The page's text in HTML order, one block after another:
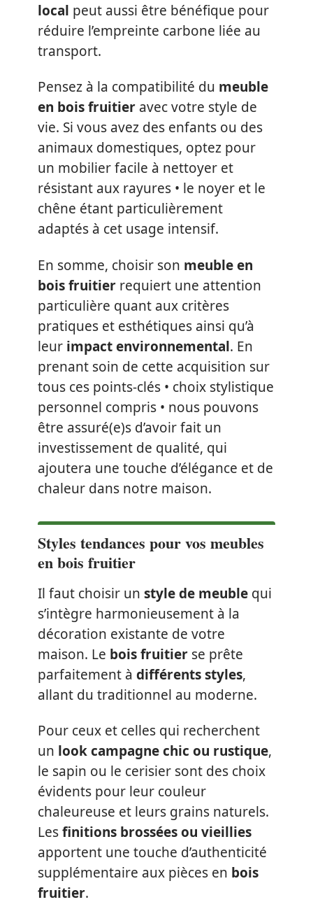
local peut aussi être bénéfique pour
réduire l’empreinte carbone liée au
transport.
Pensez à la compatibilité du meuble
en bois fruitier avec votre style de
vie. Si vous avez des enfants ou des
animaux domestiques, optez pour
un mobilier facile à nettoyer et
résistant aux rayures • le noyer et le
chêne étant particulièrement
adaptés à cet usage intensif.
En somme, choisir son meuble en
bois fruitier requiert une attention
particulière quant aux critères
pratiques et esthétiques ainsi qu’à
leur impact environnemental. En
prenant soin de cette acquisition sur
tous ces points-clés • choix stylistique
personnel compris • nous pouvons
être assuré(e)s d’avoir fait un
investissement de qualité, qui
ajoutera une touche d’élégance et de
chaleur dans notre maison.
Styles tendances pour vos meubles
en bois fruitier
Il faut choisir un style de meuble qui
s’intègre harmonieusement à la
décoration existante de votre
maison. Le bois fruitier se prête
parfaitement à différents styles,
allant du traditionnel au moderne.
Pour ceux et celles qui recherchent
un look campagne chic ou rustique,
le sapin ou le cerisier sont des choix
évidents pour leur couleur
chaleureuse et leurs grains naturels.
Lesfinitions brossées ou vieillies
apportent une touche d’authenticité
supplémentaire aux pièces en bois
fruitier.